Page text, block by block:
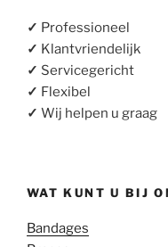
✓ Professioneel
✓ Klantvriendelijk
✓ Servicegericht
✓ Flexibel
✓ Wij helpen u graag
WAT KUNT U BIJ
Bandages